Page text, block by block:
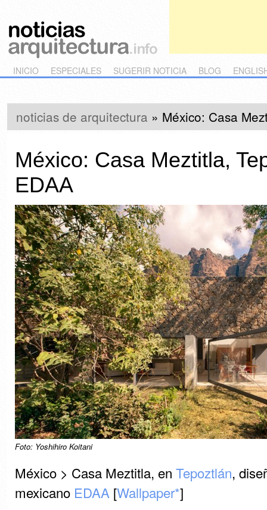
Main menu
Skip to primary content
Skip to secondary content
INICIO ESPECIALES SUGERIR NOTICIA BLOG
noticias de arquitectura » México: Casa
México: Casa Meztitla,
EDAA
Foto: Yoshihiro Koitani
México > Casa Meztitla, en Tepoztlán,
mexicano EDAA [Wallpaper*]